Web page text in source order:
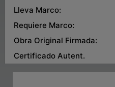
Lleva Marco:
Requiere Marco:
Obra Original Firmada:
Certificado Autent.